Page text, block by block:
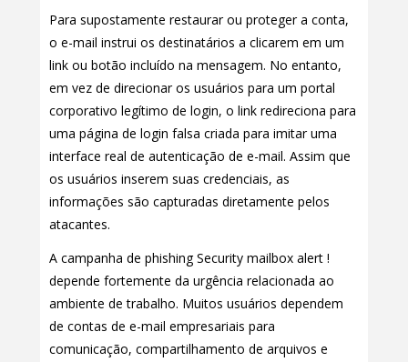
Para supostamente restaurar ou proteger a conta,
o e-mail instrui os destinatários a clicarem em um
link ou botão incluído na mensagem. No entanto,
em vez de direcionar os usuários para um portal
corporativo legítimo de login, o link redireciona para
uma página de login falsa criada para imitar uma
interface real de autenticação de e-mail. Assim que
os usuários inserem suas credenciais, as
informações são capturadas diretamente pelos
atacantes.
A campanha de phishing Security mailbox alert !
depende fortemente da urgência relacionada ao
ambiente de trabalho. Muitos usuários dependem
de contas de e-mail empresariais para
comunicação, compartilhamento de arquivos e